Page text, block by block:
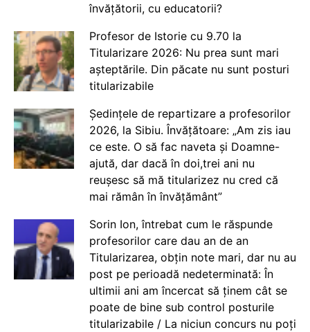
învățătorii, cu educatorii?
Profesor de Istorie cu 9.70 la
Titularizare 2026: Nu prea sunt mari
așteptările. Din păcate nu sunt posturi
titularizabile
Ședințele de repartizare a profesorilor
2026, la Sibiu. Învățătoare: „Am zis iau
ce este. O să fac naveta și Doamne-
ajută, dar dacă în doi,trei ani nu
reușesc să mă titularizez nu cred că
mai rămân în învățământ”
Sorin Ion, întrebat cum le răspunde
profesorilor care dau an de an
Titularizarea, obțin note mari, dar nu au
post pe perioadă nedeterminată: În
ultimii ani am încercat să ținem cât se
poate de bine sub control posturile
titularizabile / La niciun concurs nu poți